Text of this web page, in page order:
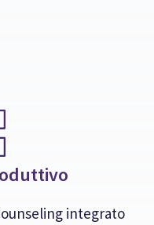
integrato